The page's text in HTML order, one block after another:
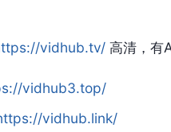
vidhub.tv/ 高清，有
vidhub3.top/
vidhub.link/